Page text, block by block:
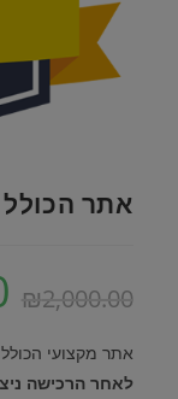
אתר הכולל
₪2,000.00
אתר מקצועי הכולל
לאחר הרכישה